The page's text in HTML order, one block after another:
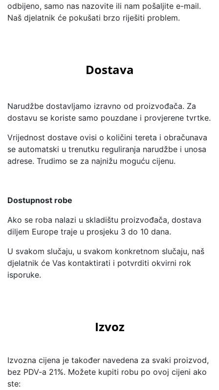
odbijeno, samo nas nazovite ili nam pošaljite e-mail.
Naš djelatnik će pokušati brzo riješiti problem.
Dostava
Narudžbe dostavljamo izravno od proizvođača. Za
dostavu se koriste samo pouzdane i provjerene tvrtke.
Vrijednost dostave ovisi o količini tereta i obračunava
se automatski u trenutku reguliranja narudžbe i unosa
adrese. Trudimo se za najnižu moguću cijenu.
Dostupnost robe
Ako se roba nalazi u skladištu proizvođača, dostava
diljem Europe traje u prosjeku 3 do 10 dana.
U svakom slučaju, u svakom konkretnom slučaju, naš
djelatnik će Vas kontaktirati i potvrditi okvirni rok
isporuke.
Izvoz
Izvozna cijena je također navedena za svaki proizvod,
bez PDV-a 21%. Možete kupiti robu po ovoj cijeni ako
ste: